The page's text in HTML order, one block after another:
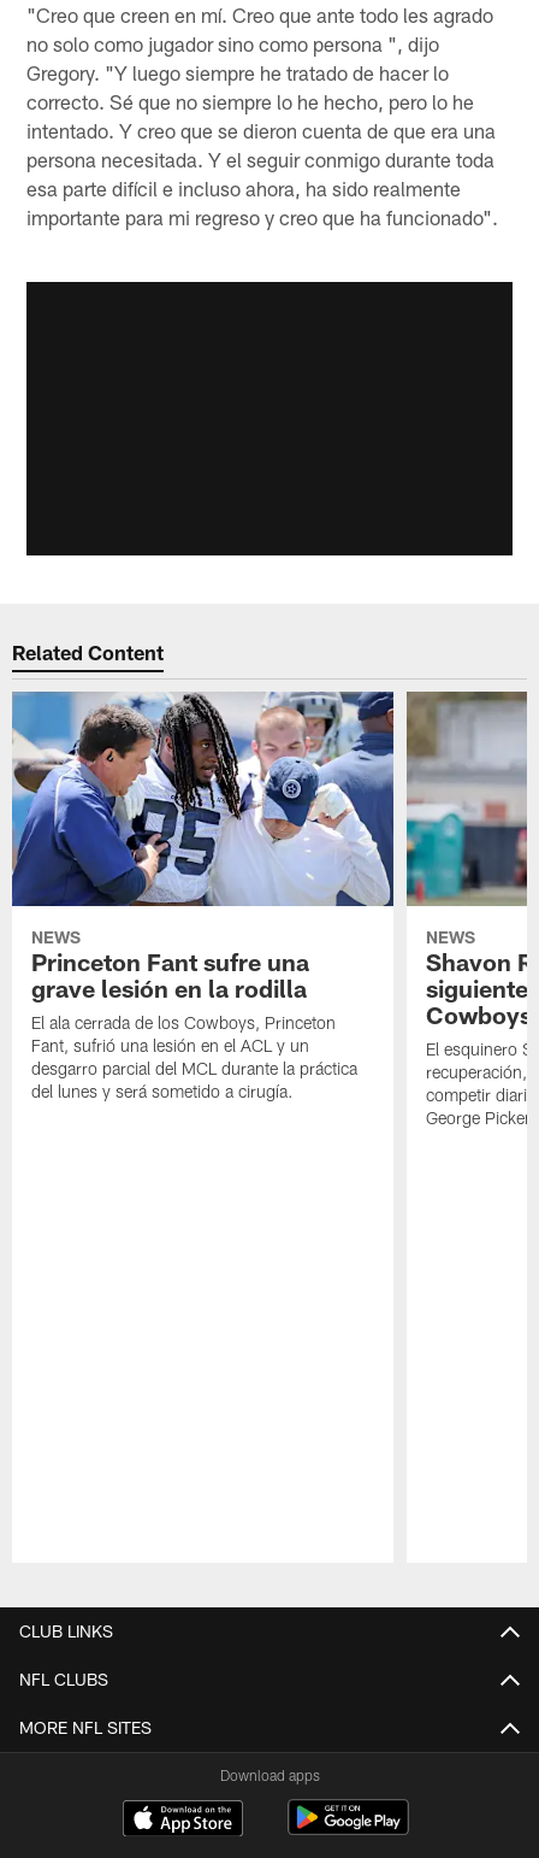
"Creo que creen en mí. Creo que ante todo les agrado
no solo como jugador sino como persona ", dijo
Gregory. "Y luego siempre he tratado de hacer lo
correcto. Sé que no siempre lo he hecho, pero lo he
intentado. Y creo que se dieron cuenta de que era una
persona necesitada. Y el seguir conmigo durante toda
esa parte difícil e incluso ahora, ha sido realmente
importante para mi regreso y creo que ha funcionado".
Related Content
NEWS
Princeton Fant sufre una
grave lesión en la rodilla
El ala cerrada de los Cowboys, Princeton
Fant, sufrió una lesión en el ACL y un
desgarro parcial del MCL durante la práctica
del lunes y será sometido a cirugía.
NEWS
Shavon
siguiente
Cowboys
El esquinero
recuperación,
competir
George
CLUB LINKS
NFL CLUBS
MORE NFL SITES
Download apps